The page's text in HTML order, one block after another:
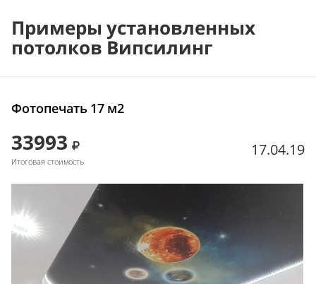
Примеры установленных
потолков Випсилинг
Фотопечать 17 м2
33993
Итоговая стоимость
17.04.19